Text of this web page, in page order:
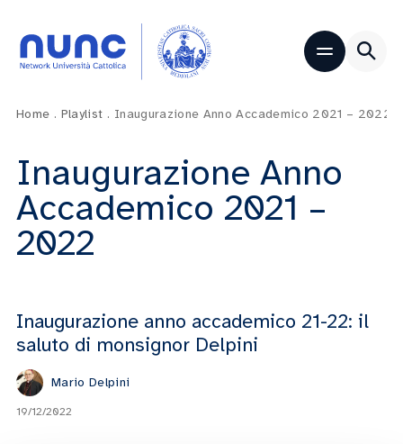
Home . Playlist . Inaugurazione Anno Accademico 2021 – 2022
Inaugurazione Anno
Accademico 2021 –
2022
Inaugurazione anno accademico 21-22: il
saluto di monsignor Delpini
Mario Delpini
19/12/2022